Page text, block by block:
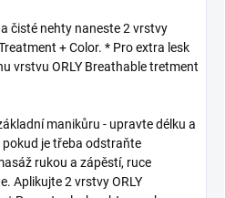
čisté nehty naneste 2 vrstvy
+ Color. * Pro extra lesk
vrstvu ORLY Breathable tretment
manikůru - upravte délku a
je třeba odstraňte
rukou a zápěstí, ruce
Aplikujte 2 vrstvy ORLY